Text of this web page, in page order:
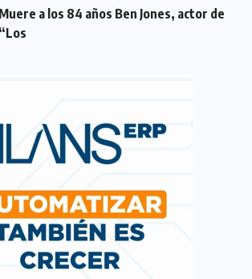
Muere a los 84 años Ben Jones, actor de
“Los